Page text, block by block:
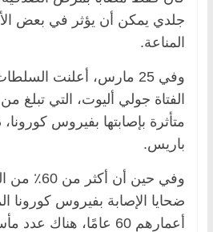
جلدي يمكن أن يؤثر في بعض
المناعة.
وفي 25 مارس، أعلنت
متأثرة بإصابتها بفيروس
باريس.
وفي حين أن
ضحايا الإصابة بفيروس كورونا
أعمارهم 60 عامًا، هناك